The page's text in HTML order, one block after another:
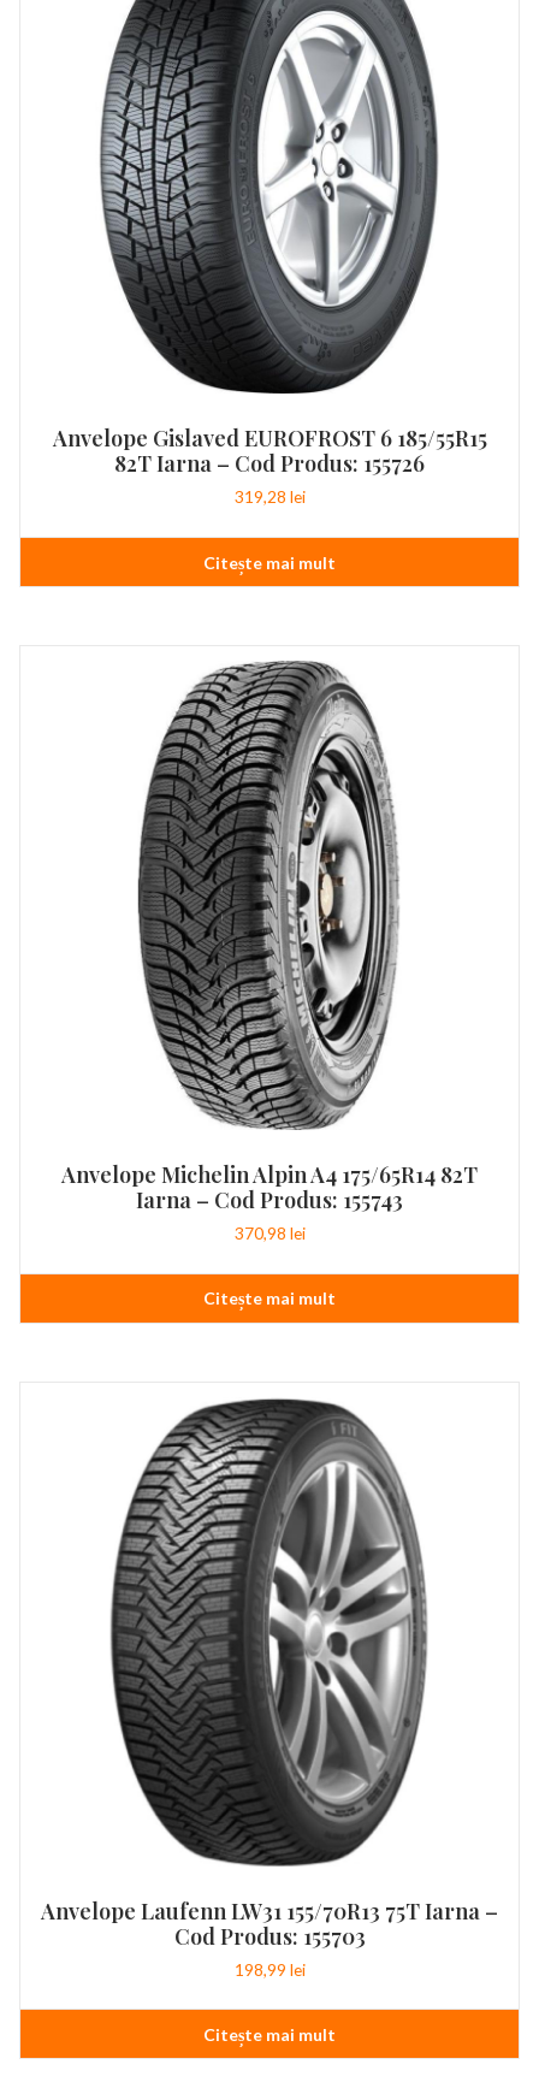
Anvelope Gislaved EUROFROST 6 185/55R15
82T Iarna – Cod Produs: 155726
319,28 lei
Citește mai mult
Anvelope Michelin Alpin A4 175/65R14 82T
Iarna – Cod Produs: 155743
370,98 lei
Citește mai mult
Anvelope Laufenn LW31 155/70R13 75T Iarna –
Cod Produs: 155703
198,99 lei
Citește mai mult